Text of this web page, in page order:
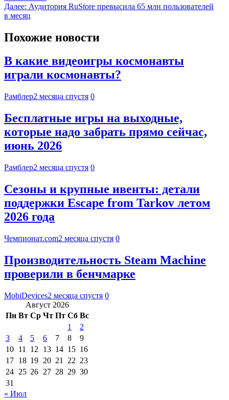
Далее: Аудитория RuStore превысила 65 млн пользователей
в месяц
Похожие новости
В какие видеоигры космонавты
играли космонавты?
Рамблер2 месяца спустя 0
Бесплатные игры на выходные,
которые надо забрать прямо сейчас,
июнь 2026
Рамблер2 месяца спустя 0
Сезоны и крупные ивенты: детали
поддержки Escape from Tarkov летом
2026 года
Чемпионат.com2 месяца спустя 0
Производительность Steam Machine
проверили в бенчмарке
MobiDevices2 месяца спустя 0
Август 2026
Пн Вт Ср Чт Пт Сб Вс
1
2
3
4 5 6 7 8
9
10 11 12 13 14 15 16
17 18 19 20 21 22 23
24 25 26 27 28 29 30
31
« Июл